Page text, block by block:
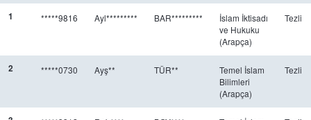
1 *****9816 Ayl********* BAR*********
İslam İktisadı
ve Hukuku
(Arapça)
Tezli
2 *****0730 Ayş** TÜR**
Temel İslam
Bilimleri
(Arapça)
Tezli